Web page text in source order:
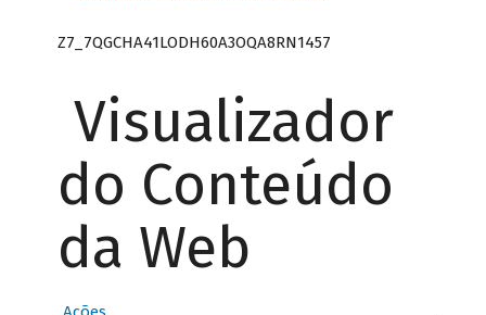
Z7_7QGCHA41LODH60A3OQA8RN1457
Visualizador
do Conteúdo
da Web